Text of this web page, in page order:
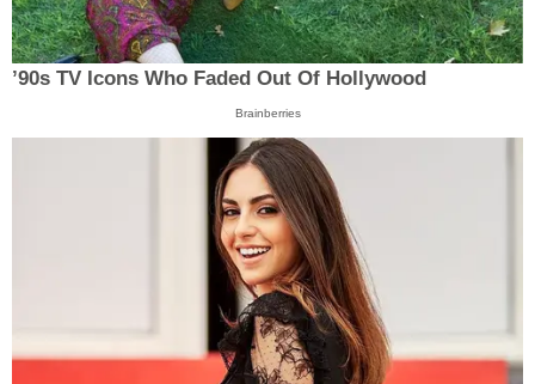
’90s TV Icons Who Faded Out Of Hollywood
Brainberries